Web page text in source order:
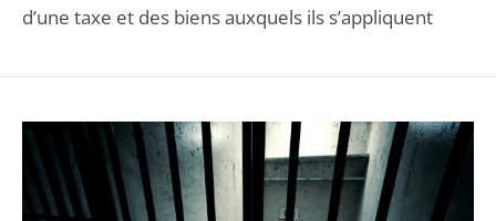
d’une taxe et des biens auxquels ils s’appliquent